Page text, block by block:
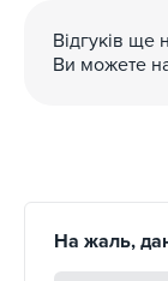
Відгуків ще
Ви можете
На жаль,